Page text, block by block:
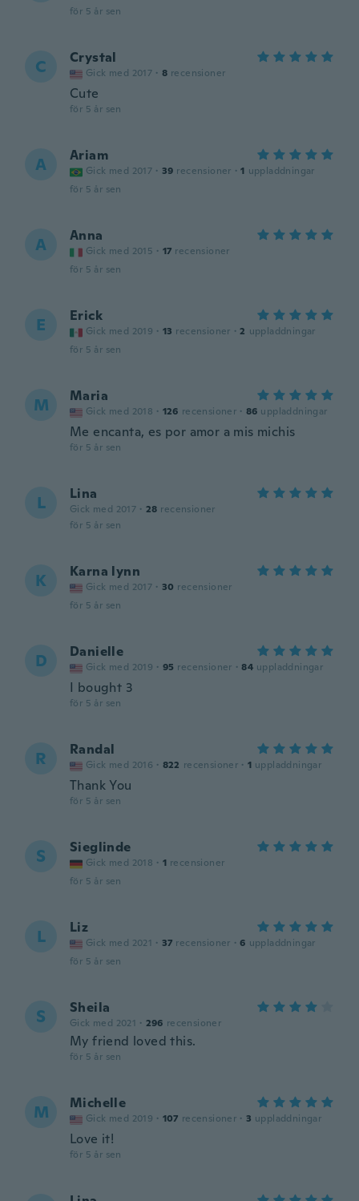
för 5 år sen
C Crystal
Gick med 2017 · 8 recensioner
Cute
för 5 år sen
A Ariam
Gick med 2017 · 39 recensioner · 1 uppladdningar
för 5 år sen
A Anna
Gick med 2015 · 17 recensioner
för 5 år sen
E Erick
Gick med 2019 · 13 recensioner · 2 uppladdningar
för 5 år sen
M Maria
Gick med 2018 · 126 recensioner · 86 uppladdningar
Me encanta, es por amor a mis michis
för 5 år sen
L Lina
Gick med 2017 · 28 recensioner
för 5 år sen
K Karna lynn
Gick med 2017 · 30 recensioner
för 5 år sen
D Danielle
Gick med 2019 · 95 recensioner · 84 uppladdningar
I bought 3
för 5 år sen
R Randal
Gick med 2016 · 822 recensioner · 1 uppladdningar
Thank You
för 5 år sen
S Sieglinde
Gick med 2018 · 1 recensioner
för 5 år sen
L Liz
Gick med 2021 · 37 recensioner · 6 uppladdningar
för 5 år sen
S Sheila
Gick med 2021 · 296 recensioner
My friend loved this.
för 5 år sen
M Michelle
Gick med 2019 · 107 recensioner · 3 uppladdningar
Love it!
för 5 år sen